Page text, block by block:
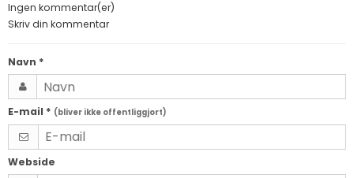
Ingen kommentar(er)
Skriv din kommentar
Navn *
E-mail * (bliver ikke offentliggjort)
Webside